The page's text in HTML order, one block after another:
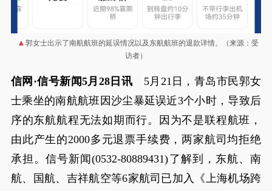
郭女士出示了南航航班的延误情况以及东航航班的退款详情。（来源：受
访者）
信网·信号新闻5月28日讯 5月21日，青岛市民郭女
士乘坐的南航航班因沙尘暴延误近3个小时，导致后
序的东航航程无法如期而行。因为不是联程航班，
由此产生的2000多元退票手续费，两家航司均拒绝
承担。信号新闻(0532-80889431)了解到，东航、南
航、国航、吉祥航空等6家航司已加入《上海机场跨